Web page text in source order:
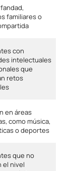
familiares o
con
intelectuales
que
retos
en áreas
como música,
o deportes
que no
el nivel